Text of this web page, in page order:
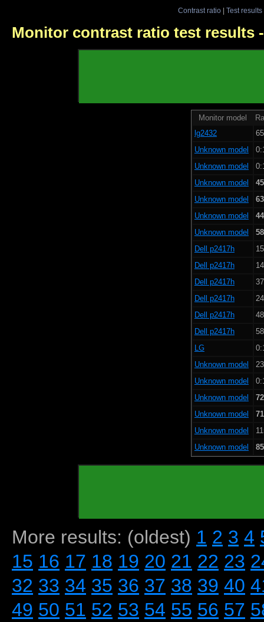
Contrast ratio| Test results
Monitor contrast ratio test results
Monitor model
lg2432
Unknown model
Unknown model
Unknown model
Unknown model
Unknown model
Unknown model
Dell p2417h
Dell p2417h
Dell p2417h
Dell p2417h
Dell p2417h
Dell p2417h
LG
Unknown model
Unknown model
Unknown model
Unknown model
Unknown model
Unknown model
More results: (oldest) 1 2 3 4
15 16 17 18 19 20 21 22 23
32 33 34 35 36 37 38 39 40
49 50 51 52 53 54 55 56 57